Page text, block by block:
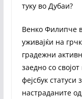
туку во Дубаи?
Венко Филипче
уживајќи на
градежни
заедно со
фејсбук
настраданите